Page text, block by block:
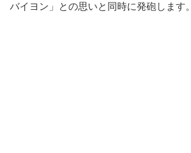
バイヨン」との思いと同時に発砲します。